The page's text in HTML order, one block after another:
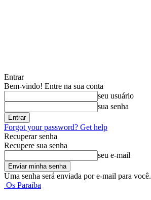
Entrar
Bem-vindo! Entre na sua conta
seu usuário
sua senha
Forgot your password? Get help
Recuperar senha
Recupere sua senha
seu e-mail
Uma senha será enviada por e-mail para você.
Os Paraiba